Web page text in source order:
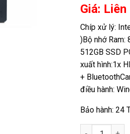
Giá: Liên
Chíp xử lý:
)Bộ nhớ
512GB SSD
xuất hình:1x
+ Bluetooth
điều hành:
Bảo hành: 24
Máy tính để